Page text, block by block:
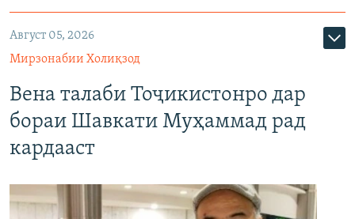
Август 05, 2026
Мирзонабии Холиқзод
Вена талаби Тоҷикистонро дар
бораи Шавкати Муҳаммад рад
кардааст